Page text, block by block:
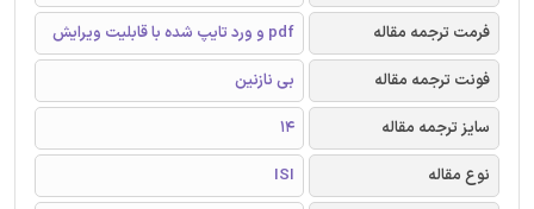
فرمت ترجمه مقاله
pdf و ورد تایپ شده با قابلیت ویرایش
فونت ترجمه مقاله
بی نازنین
سایز ترجمه مقاله
14
نوع مقاله
ISI